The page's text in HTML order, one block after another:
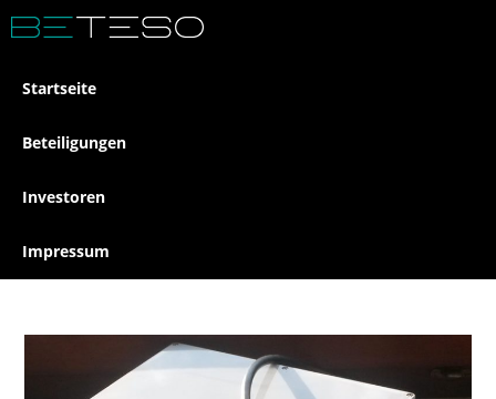
Startseite
Beteiligungen
Investoren
Impressum